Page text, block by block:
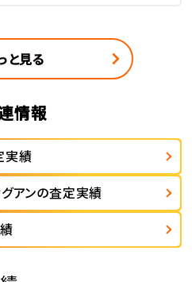
と見る
情報
実績
アンの査定実績